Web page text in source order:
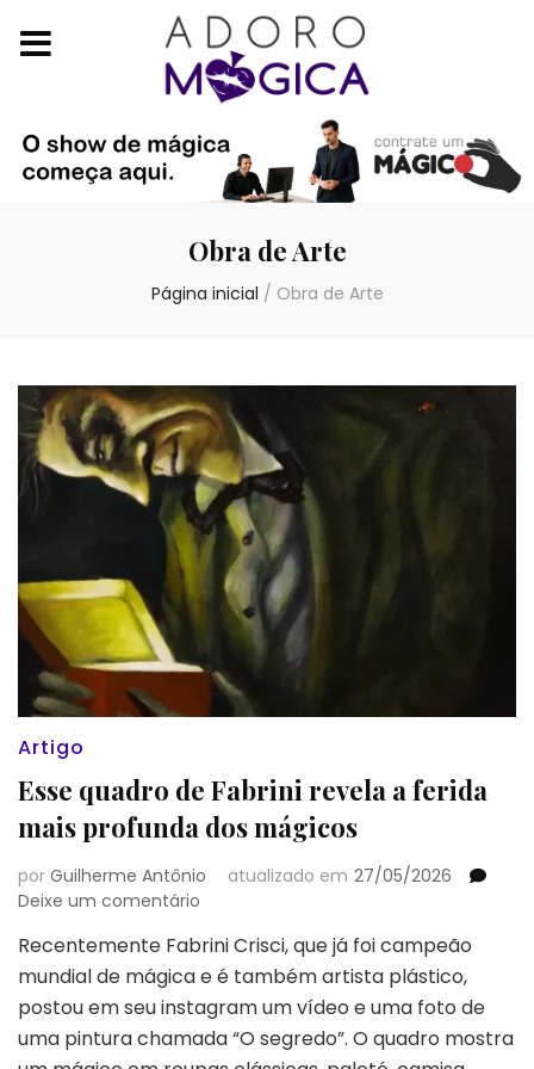
Obra de Arte
Página inicial / Obra de Arte
Artigo
Esse quadro de Fabrini revela a ferida
mais profunda dos mágicos
por Guilherme Antônio atualizado em 27/05/2026
Deixe um comentário
quadro
de
Fabrini
revela
a
Recentemente Fabrini Crisci, que já foi campeão
mundial de mágica e é também artista plástico,
postou em seu instagram um vídeo e uma foto de
uma pintura chamada “O segredo”. O quadro mostra